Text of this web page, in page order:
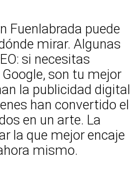
Fuenlabrada puede
mirar. Algunas
si necesitas
son tu mejor
la publicidad digital
han convertido el
en un arte. La
la que mejor encaje
mismo.